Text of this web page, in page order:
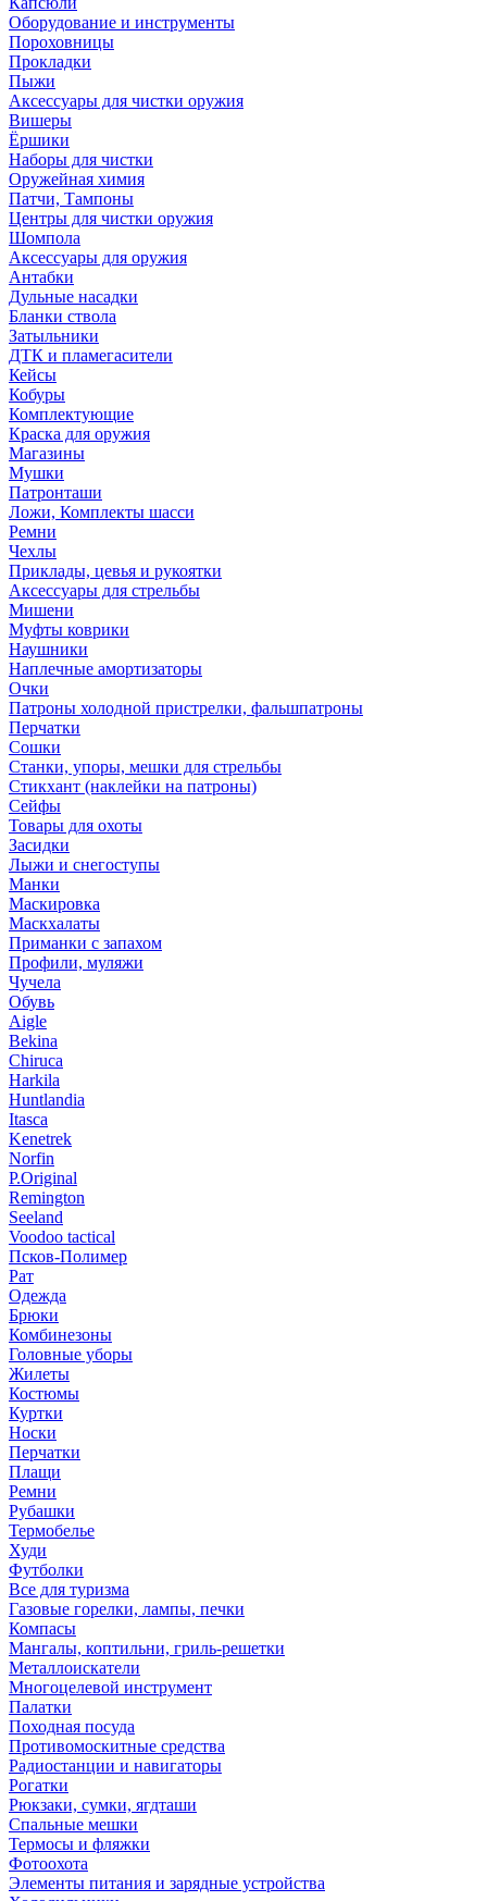
Оборудование и инструменты
Пороховницы
Прокладки
Пыжи
Аксессуары для чистки оружия
Вишеры
Ёршики
Наборы для чистки
Оружейная химия
Патчи, Тампоны
Центры для чистки оружия
Шомпола
Аксессуары для оружия
Антабки
Дульные насадки
Бланки ствола
Затыльники
ДТК и пламегасители
Кейсы
Кобуры
Комплектующие
Краска для оружия
Магазины
Мушки
Патронташи
Ложи, Комплекты шасси
Ремни
Чехлы
Приклады, цевья и рукоятки
Аксессуары для стрельбы
Мишени
Муфты коврики
Наушники
Наплечные амортизаторы
Очки
Патроны холодной пристрелки, фальшпатроны
Перчатки
Сошки
Станки, упоры, мешки для стрельбы
Стикхант (наклейки на патроны)
Сейфы
Товары для охоты
Засидки
Лыжи и снегоступы
Манки
Маскировка
Маскхалаты
Приманки с запахом
Профили, муляжи
Чучела
Обувь
Aigle
Bekina
Chiruсa
Harkila
Huntlandia
Itasca
Kenetrek
Norfin
P.Original
Remington
Seeland
Voodoo tactical
Псков-Полимер
Рат
Одежда
Брюки
Комбинезоны
Головные уборы
Жилеты
Костюмы
Куртки
Носки
Перчатки
Плащи
Ремни
Рубашки
Термобелье
Худи
Футболки
Все для туризма
Газовые горелки, лампы, печки
Компасы
Мангалы, коптильни, гриль-решетки
Металлоискатели
Многоцелевой инструмент
Палатки
Походная посуда
Противомоскитные средства
Радиостанции и навигаторы
Рогатки
Рюкзаки, сумки, ягдташи
Спальные мешки
Термосы и фляжки
Фотоохота
Элементы питания и зарядные устройства